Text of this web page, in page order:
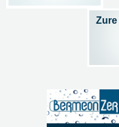
Zure